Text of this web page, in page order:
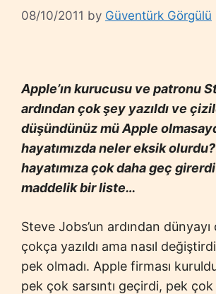
08/10/2011 by Güventürk Görgülü
Apple’ın kurucusu ve patronu
ardından çok şey yazıldı ve
düşündünüz mü Apple
hayatımızda neler eksik
hayatımıza çok daha geç
maddelik bir liste…
Steve Jobs’un ardından
çokça yazıldı ama nasıl
pek olmadı. Apple firması
pek çok sarsıntı geçirdi, pek